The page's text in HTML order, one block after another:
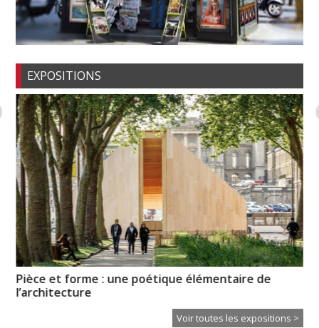
EXPOSITIONS
Pièce et forme : une poétique élémentaire de
l’architecture
Voir toutes les expositions >